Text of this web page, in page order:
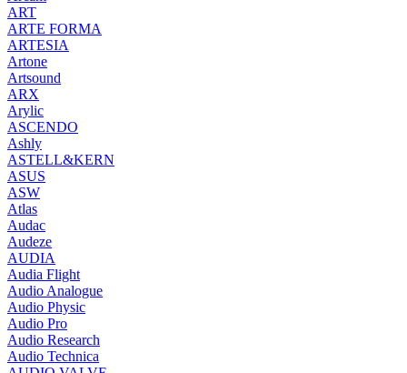
ART
ARTE FORMA
ARTESIA
Artone
Artsound
ARX
Arylic
ASCENDO
Ashly
ASTELL&KERN
ASUS
ASW
Atlas
Audac
Audeze
AUDIA
Audia Flight
Audio Analogue
Audio Physic
Audio Pro
Audio Research
Audio Technica